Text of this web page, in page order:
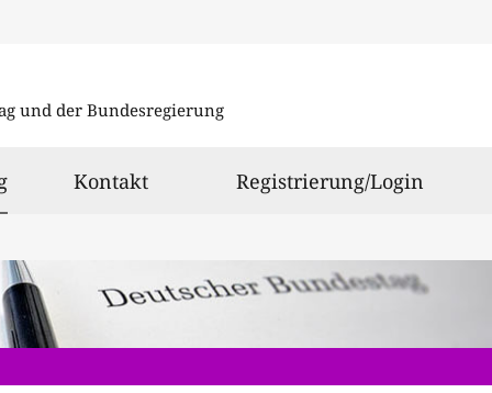
und der Bundesregierung
ausgewählt
Kontakt Registrierung/Login